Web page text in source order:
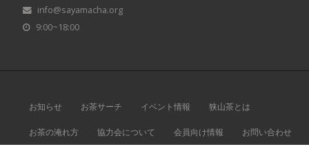
info@sayamacha.org
9:00~18:00
お知らせ お茶サーチ イベント情報 狭山茶とは
お茶の淹れ方 協力会について 会員向け情報 お問い合わせ